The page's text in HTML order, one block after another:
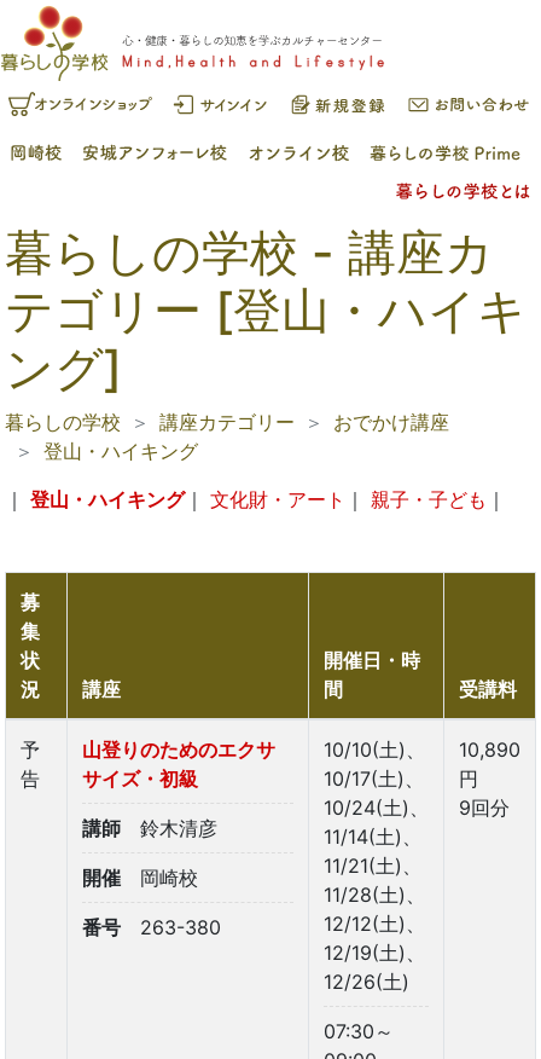
暮らしの学校 - 講座カ
テゴリー [登山・ハイキ
ング]
暮らしの学校 講座カテゴリー
おでかけ講座
登山・ハイキング
｜ 登山・ハイキング｜ 文化財・アート ｜ 親子・子ども ｜
募
集
状
況
講座
開催日・時
間
受講料
予
告
山登りのためのエクサ
サイズ・初級
講師 鈴木清彦
開催 岡崎校
番号 263-380
10/10(土)、
10/17(土)、
10/24(土)、
11/14(土)、
11/21(土)、
11/28(土)、
12/12(土)、
12/19(土)、
12/26(土)
07:30～
10,890
円
9回分